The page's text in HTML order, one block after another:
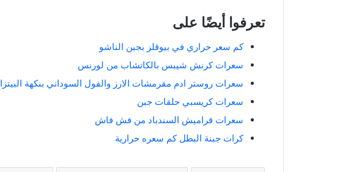
تعرفوا أيضًا على
كم سعر حراري في بيوقلز بجبن الناشو
سعرات كرنش شيبس بالكاتشاب من لورنس
سعرات روستر ادم مقرمشات الارز والفول السوداني بنكهة البيتزا
سعرات كريسبي حلقات جبن
سعرات قراميش السندباد من فش فاش
كرات جبنة البطل كم سعره حرارية